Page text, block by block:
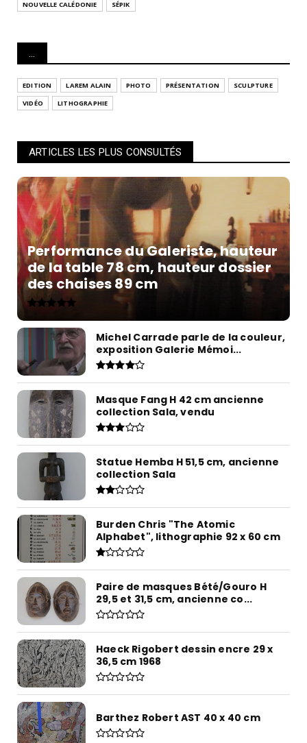
NOUVELLE CALÉDONIE SÉPIK
...
EDITION LAREM ALAIN PHOTO PRÉSENTATION
SCULPTURE
VIDÉO
LITHOGRAPHIE
ARTICLES LES PLUS CONSULTÉS
Performance du Galeriste, hauteur
de la table 78 cm, hauteur dossier
des chaises 89 cm
Michel Carrade parle de la couleur,
exposition Galerie Mémoi...
Masque Fang H 42 cm ancienne
collection Sala, vendu
Statue Hemba H 51,5 cm, ancienne
collection Sala
Burden Chris "The Atomic
Alphabet", lithographie 92 x 60 cm
Paire de masques Bété/Gouro H
29,5 et 31,5 cm, ancienne co...
Haeck Rigobert dessin encre 29 x
36,5 cm 1968
Barthez Robert AST 40 x 40 cm